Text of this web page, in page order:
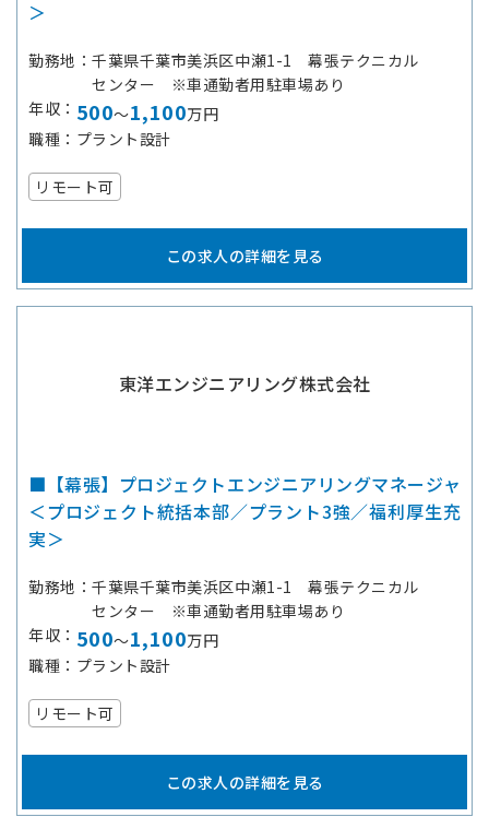
＞
勤務地
千葉県千葉市美浜区中瀬1-1 幕張テクニカル
センター ※車通勤者用駐車場あり
年収
500～1,100万円
職種
プラント設計
リモート可
この求人の詳細を見る
東洋エンジニアリング株式会社
■【幕張】プロジェクトエンジニアリングマネージャ
＜プロジェクト統括本部／プラント3強／福利厚生充
実＞
勤務地
千葉県千葉市美浜区中瀬1-1 幕張テクニカル
センター ※車通勤者用駐車場あり
年収
500～1,100万円
職種
プラント設計
リモート可
この求人の詳細を見る